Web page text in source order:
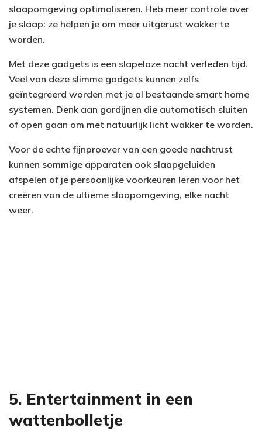
slaapomgeving optimaliseren. Heb meer controle over
je slaap: ze helpen je om meer uitgerust wakker te
worden.
Met deze gadgets is een slapeloze nacht verleden tijd.
Veel van deze slimme gadgets kunnen zelfs
geïntegreerd worden met je al bestaande smart home
systemen. Denk aan gordijnen die automatisch sluiten
of open gaan om met natuurlijk licht wakker te worden.
Voor de echte fijnproever van een goede nachtrust
kunnen sommige apparaten ook slaapgeluiden
afspelen of je persoonlijke voorkeuren leren voor het
creëren van de ultieme slaapomgeving, elke nacht
weer.
5. Entertainment in een
wattenbolletje